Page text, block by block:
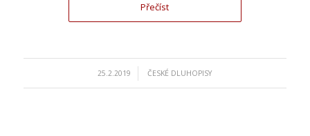
Přečíst
25.2.2019 ČESKÉ DLUHOPISY